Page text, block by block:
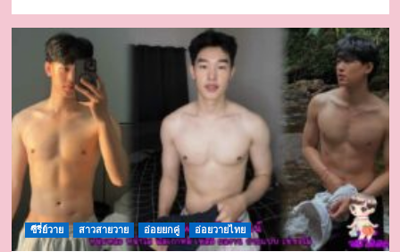
ซีรี่ย์วาย สาวสายวาย อ่อยยกคู่ อ่อยวายไทย